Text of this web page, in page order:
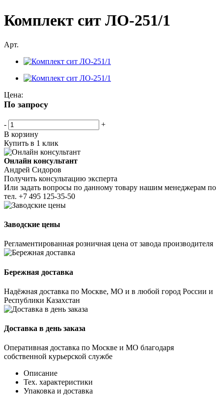
Комплект сит ЛО-251/1
Арт.
Цена:
По запросу
-
+
В корзину
Купить в 1 клик
Онлайн консультант
Андрей Сидоров
Получить консультацию эксперта
Или задать вопросы по данному товару нашим менеджерам по
тел. +7 495 125-35-50
Заводские цены
Регламентированная розничная цена от завода производителя
Бережная доставка
Надёжная доставка по Москве, МО и в любой город России и
Республики Казахстан
Доставка в день заказа
Оперативная доставка по Москве и МО благодаря
собственной курьерской службе
Описание
Тех. характеристики
Упаковка и доставка